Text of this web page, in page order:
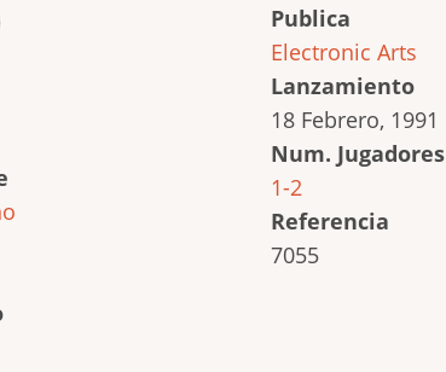
Publica
Electronic Arts
Lanzamiento
18 Febrero, 1991
Num. Jugadores
1-2
Referencia
7055